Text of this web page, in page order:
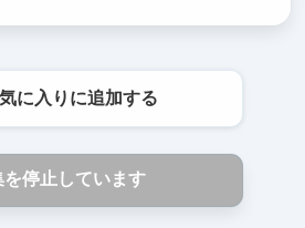
に入りに追加する
を停止しています